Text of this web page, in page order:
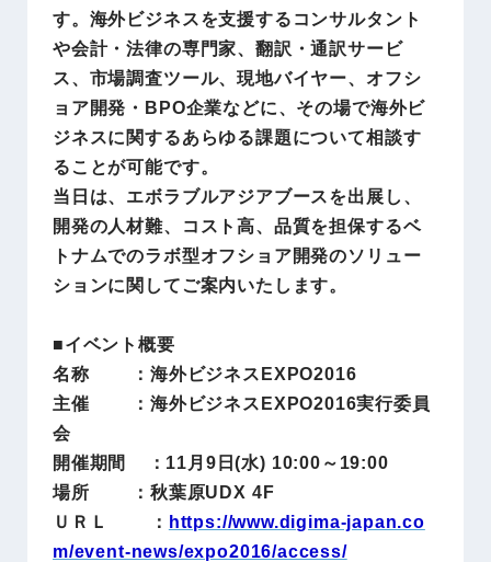
す。海外ビジネスを支援するコンサルタント
や会計・法律の専門家、翻訳・通訳サービ
ス、市場調査ツール、現地バイヤー、オフシ
ョア開発・BPO企業などに、その場で海外ビ
ジネスに関するあらゆる課題について相談す
ることが可能です。
当日は、エボラブルアジアブースを出展し、
開発の人材難、コスト高、品質を担保するベ
トナムでのラボ型オフショア開発のソリュー
ションに関してご案内いたします。
■イベント概要
名称 ：海外ビジネスEXPO2016
主催 ：海外ビジネスEXPO2016実行委員
会
開催期間 ：11月9日(水) 10:00～19:00
場所 ：秋葉原UDX 4F
ＵＲＬ ： https://www.digima-japan.co
m/event-news/expo2016/access/